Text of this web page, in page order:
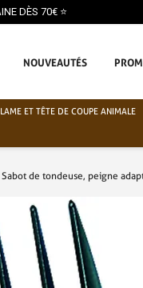
NOUVEAUTÉS
LAME ET TÊTE DE COUPE ANIMALE
Sabot de tondeuse, peigne